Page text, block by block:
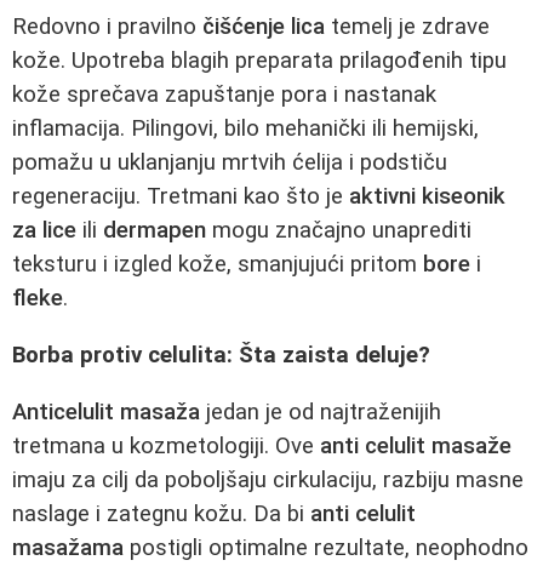
Redovno i pravilno čišćenje lica temelj je zdrave
kože. Upotreba blagih preparata prilagođenih tipu
kože sprečava zapuštanje pora i nastanak
inflamacija. Pilingovi, bilo mehanički ili hemijski,
pomažu u uklanjanju mrtvih ćelija i podstiču
regeneraciju. Tretmani kao što je aktivni kiseonik
za lice ili dermapen mogu značajno unaprediti
teksturu i izgled kože, smanjujući pritom bore i
fleke.
Borba protiv celulita: Šta zaista deluje?
Anticelulit masaža jedan je od najtraženijih
tretmana u kozmetologiji. Ove anti celulit masaže
imaju za cilj da poboljšaju cirkulaciju, razbiju masne
naslage i zategnu kožu. Da bi anti celulit
masažama postigli optimalne rezultate, neophodno